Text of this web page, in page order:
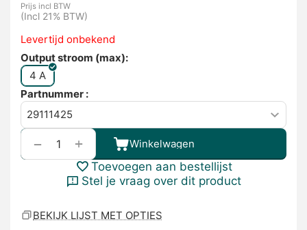
Prijs incl BTW
(Incl 21% BTW)
Levertijd onbekend
Output stroom (max):
4 A
Partnummer :
+
− Winkelwagen
Toevoegen aan bestellijst
Stel je vraag over dit product
BEKIJK LIJST MET OPTIES